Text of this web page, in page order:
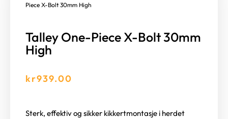
Piece X-Bolt 30mm High
Talley One-Piece X-Bolt 30mm
High
kr939.00
Sterk, effektiv og sikker kikkertmontasje i herdet